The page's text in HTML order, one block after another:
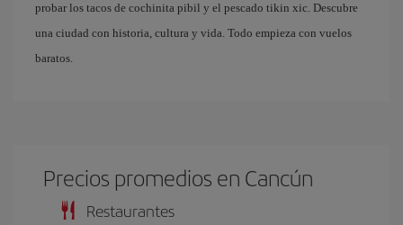
probar los tacos de cochinita pibil y el pescado tikin xic. Descubre
una ciudad con historia, cultura y vida. Todo empieza con vuelos
baratos.
Precios promedios en Cancún
Restaurantes